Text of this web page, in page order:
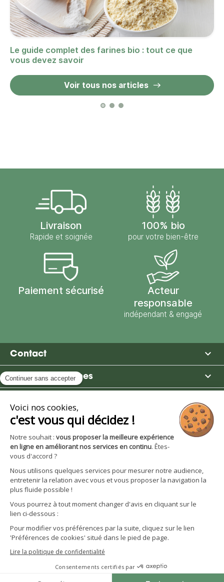
Le guide complet des farines bio : tout ce que
vous devez savoir
Voir tous nos articles
Livraison
Rapide et soignée
100% bio
pour votre bien-être
Paiement sécurisé
Acteur
responsable
indépendant & engagé
Contact 
Moulin des Moines 
Avantages et services 
CGV particuliers